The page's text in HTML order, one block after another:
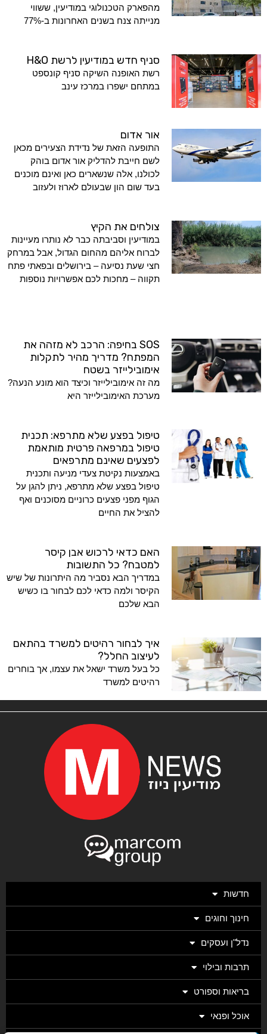
מהפארק הטכנולוגי במודיעין, ששווי
מנייתה צנח בשנים האחרונות ב-77%
סניף חדש במודיעין לרשת H&O
רשת האופנה השיקה סניף קונספט
במתחם ישפרו במרכז עינב
אור אדום
התופעה הזאת של נדידת הצעירים מכאן
לשם חייבת להדליק אור אדום בוהק
לכולנו, אלה שנשארים כאן ואינם מוכנים
בעד שום הון שבעולם לארוז ולעזוב
צולחים את הקיץ
במודיעין וסביבתה כבר לא נותרו מעיינות
לברוח אליהם מהחום הגדול, אבל במרחק
חצי שעת נסיעה – בירושלים ובפאתי פתח
תקווה – מחכות לכם אפשרויות נוספות
SOS בחיפה: הרכב לא מזהה את
המפתח? מדריך מהיר לתקלות
אימובילייזר בשטח
מה זה אימובילייזר וכיצד הוא מונע הנעה?
מערכת האימובילייזר היא
טיפול בפצע שלא מתרפא: תכנית
טיפול במרפאה פרטית מותאמת
לפצעים שאינם מתרפאים
באמצעות נקיטת צעדי מניעה ותכנית
טיפול בפצע שלא מתרפא, ניתן להגן על
הגוף מפני פצעים כרוניים מסוכנים ואף
להציל את החיים
האם כדאי לרכוש אבן קיסר
למטבח? כל התשובות
במדריך הבא נסביר מה היתרונות של שיש
הקיסר ולמה כדאי לכם לבחור בו כשיש
הבא שלכם
איך לבחור רהיטים למשרד בהתאם
לעיצוב החלל?
כל בעל משרד ישאל את עצמו, אך בוחרים
רהיטים למשרד
חדשות
חינוך וחוגים
נדל"ן ועסקים
תרבות ובילוי
בריאות וספורט
אוכל ופנאי